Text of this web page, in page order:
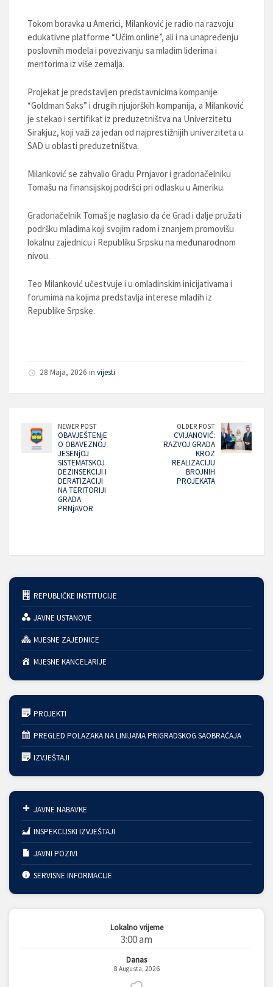
Tokom boravka u Americi, Milanković je radio na razvoju
edukativne platforme “Učim.online”, ali i na unapređenju
poslovnih modela i povezivanju sa mladim liderima i
mentorima iz više zemalja.
Projekat je predstavljen predstavnicima kompanije
“Goldman Saks” i drugih njujorških kompanija, a Milanković
je stekao i sertifikat iz preduzetništva na Univerzitetu
Sirakjuz, koji važi za jedan od najprestižnijih univerziteta u
SAD u oblasti preduzetništva.
Milanković se zahvalio Gradu Prnjavor i gradonačelniku
Tomašu na finansijskoj podršci pri odlasku u Ameriku.
Gradonačelnik Tomaš je naglasio da će Grad i dalje pružati
podršku mladima koji svojim radom i znanjem promovišu
lokalnu zajednicu i Republiku Srpsku na međunarodnom
nivou.
Teo Milanković učestvuje i u omladinskim inicijativama i
forumima na kojima predstavlja interese mladih iz
Republike Srpske.
28 Maja, 2026 in vijesti
NEWER POST
OBAVJEŠTENjE
O OBAVEZNOJ
JESENjOJ
SISTEMATSKOJ
DEZINSEKCIJI I
DERATIZACIJI
NA TERITORIJI
GRADA
PRNjAVOR
OLDER POST
CVIJANOVIĆ:
RAZVOJ GRADA
KROZ
REALIZACIJU
BROJNIH
PROJEKATA
REPUBLIČKE INSTITUCIJE
JAVNE USTANOVE
MJESNE ZAJEDNICE
MJESNE KANCELARIJE
PROJEKTI
PREGLED POLAZAKA NA LINIJAMA PRIGRADSKOG SAOBRAĆAJA
IZVJEŠTAJI
JAVNE NABAVKE
INSPEKCIJSKI IZVJEŠTAJI
JAVNI POZIVI
SERVISNE INFORMACIJE
Lokalno vrijeme
3:00 am
Danas
8 Augusta, 2026